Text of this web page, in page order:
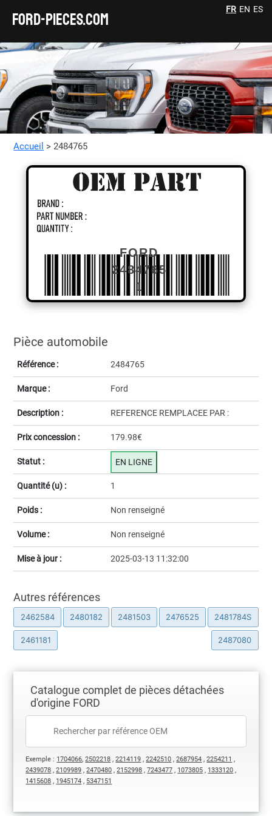
FORD-pieces.com
FR EN ES
Accueil > 2484765
Pièce automobile
Référence : 2484765
Marque : Ford
Description : REFERENCE REMPLACEE PAR :
Prix concession : 179.98€
Statut : EN LIGNE
Quantité (u) : 1
Poids : Non renseigné
Volume : Non renseigné
Mise à jour : 2025-03-13 11:32:00
FORD
2484765
1
Autres références
2462584 2480182 2481503 2476525 2481784S
2461181 2487080
Catalogue complet de pièces détachées
d'origine FORD
Exemple : 1704066,2502218 ,2214119 ,2242510 ,2687954 ,2254211 ,
2439078 ,2109989 ,2470480 ,2152998 ,7243477 , 1073805 , 1333120 ,
1415608 , 1945174 , 5347151